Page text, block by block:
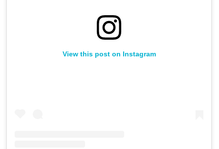
View this post on Instagram